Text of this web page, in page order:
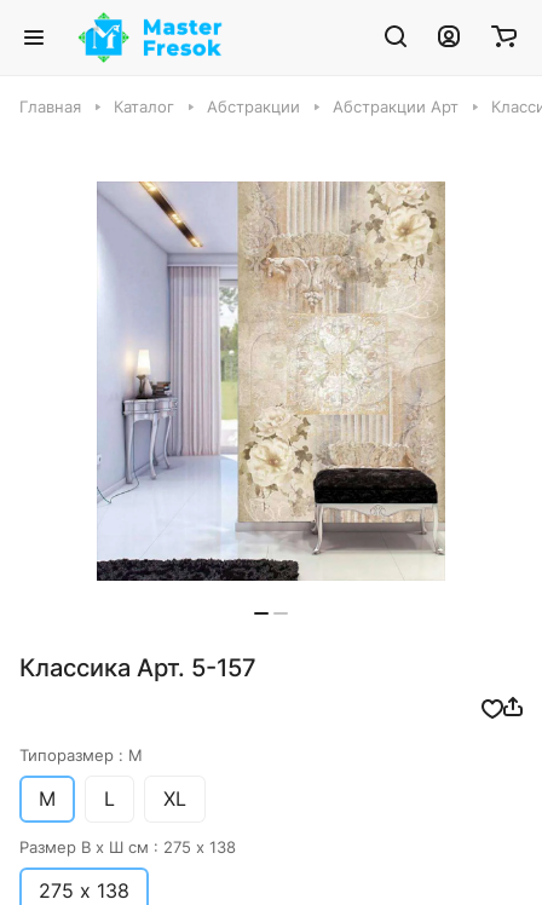
Главная Каталог Абстракции Абстракции Арт
Классика Арт. 5-157
Типоразмер : M
M L XL
Размер В х Ш см : 275 х 138
275 х 138